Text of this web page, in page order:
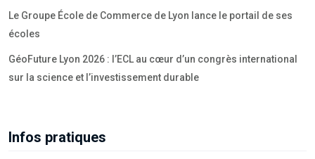
Le Groupe École de Commerce de Lyon lance le portail de ses
écoles
GéoFuture Lyon 2026 : l’ECL au cœur d’un congrès international
sur la science et l’investissement durable
Infos pratiques